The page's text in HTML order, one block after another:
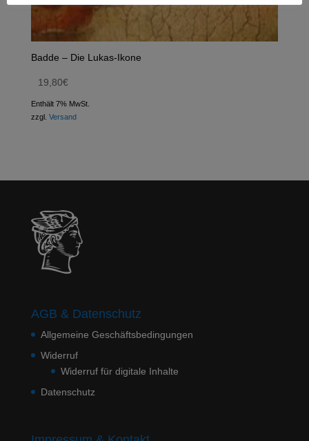
Badde – Die Lukas-Ikone
19,80€
Enthält 7% MwSt.
zzgl. Versand
AGB & Datenschutz
Allgemeine Geschäftsbedingungen
Widerruf
Widerruf für digitale Inhalte
Datenschutz